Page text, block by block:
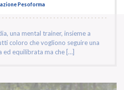
Pesoforma
una mental trainer, insieme a
coloro che vogliono seguire una
ed equilibrata ma che […]